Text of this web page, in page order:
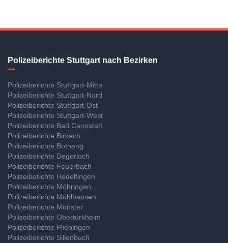
Polizeiberichte Stuttgart nach Bezirken
Polizeiberichte Stuttgart-Mitte
Polizeiberichte Stuttgart-Nord
Polizeiberichte Stuttgart-Ost
Polizeiberichte Stuttgart-West
Polizeiberichte Bad Cannstatt
Polizeiberichte Birkach
Polizeiberichte Botnang
Polizeiberichte Degerloch
Polizeiberichte Feuerbach
Polizeiberichte Hedelfingen
Polizeiberichte Möhringen
Polizeiberichte Mühlhausen
Polizeiberichte Münster
Polizeiberichte Obertürkheim
Polizeiberichte Plieningen
Polizeiberichte Sillenbuch